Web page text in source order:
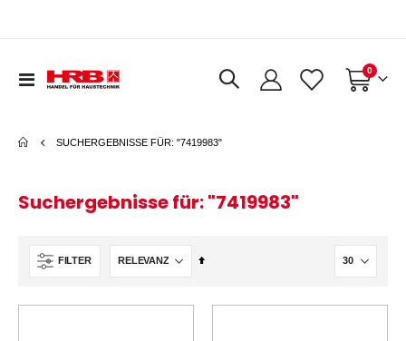
Navigation
Warenkorb
0
SUCHERGEBNISSE FÜR: "7419983"
Suchergebnisse für: "7419983"
FILTER
In